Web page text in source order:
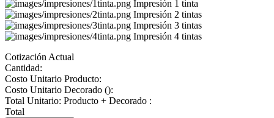
Impresión 1 tinta
Impresión 2 tintas
Impresión 3 tintas
Impresión 4 tintas
Cotización Actual
Cantidad:
Costo Unitario Producto:
Costo Unitario Decorado ():
Total Unitario: Producto + Decorado :
Total